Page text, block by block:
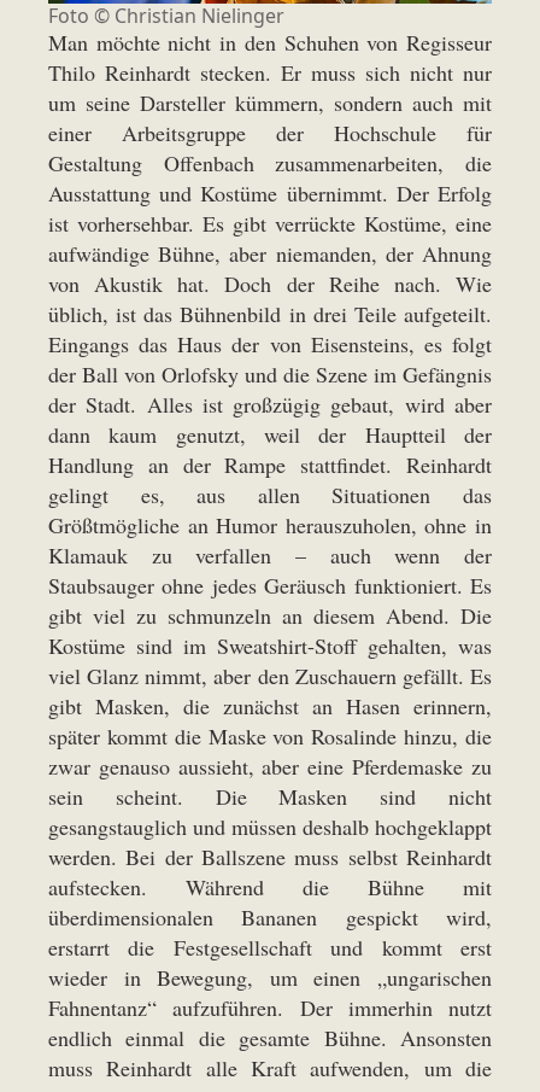
Foto © Christian Nielinger
Man möchte nicht in den Schuhen von Regisseur
Thilo Reinhardt stecken. Er muss sich nicht nur
um seine Darsteller kümmern, sondern auch mit
einer Arbeitsgruppe der Hochschule für
Gestaltung Offenbach zusammenarbeiten, die
Ausstattung und Kostüme übernimmt. Der Erfolg
ist vorhersehbar. Es gibt verrückte Kostüme, eine
aufwändige Bühne, aber niemanden, der Ahnung
von Akustik hat. Doch der Reihe nach. Wie
üblich, ist das Bühnenbild in drei Teile aufgeteilt.
Eingangs das Haus der von Eisensteins, es folgt
der Ball von Orlofsky und die Szene im Gefängnis
der Stadt. Alles ist großzügig gebaut, wird aber
dann kaum genutzt, weil der Hauptteil der
Handlung an der Rampe stattfindet. Reinhardt
gelingt es, aus allen Situationen das
Größtmögliche an Humor herauszuholen, ohne in
Klamauk zu verfallen – auch wenn der
Staubsauger ohne jedes Geräusch funktioniert. Es
gibt viel zu schmunzeln an diesem Abend. Die
Kostüme sind im Sweatshirt-Stoff gehalten, was
viel Glanz nimmt, aber den Zuschauern gefällt. Es
gibt Masken, die zunächst an Hasen erinnern,
später kommt die Maske von Rosalinde hinzu, die
zwar genauso aussieht, aber eine Pferdemaske zu
sein scheint. Die Masken sind nicht
gesangstauglich und müssen deshalb hochgeklappt
werden. Bei der Ballszene muss selbst Reinhardt
aufstecken. Während die Bühne mit
überdimensionalen Bananen gespickt wird,
erstarrt die Festgesellschaft und kommt erst
wieder in Bewegung, um einen „ungarischen
Fahnentanz“ aufzuführen. Der immerhin nutzt
endlich einmal die gesamte Bühne. Ansonsten
muss Reinhardt alle Kraft aufwenden, um die